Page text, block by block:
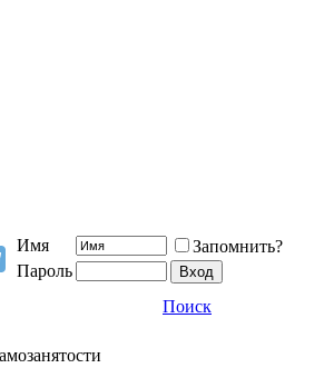
Имя
Запомнить?
Пароль
Поиск